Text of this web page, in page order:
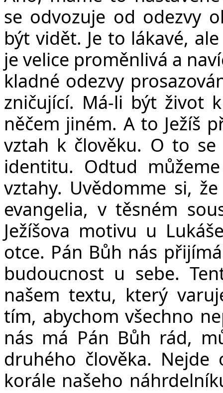
se odvozuje od odezvy
být vidět. Je to lákavé,
je velice proměnlivá a
kladné odezvy
zničující. Má-li být život
něčem jiném. A to Ježíš
vztah k člověku. O to
identitu. Odtud
vztahy. Uvědomme si,
evangelia, v těsném
Ježíšova motivu u
otce. Pán Bůh nás
budoucnost u sebe.
našem textu, který
tím, abychom všechno
nás má Pán Bůh rád,
druhého člověka.
korále našeho